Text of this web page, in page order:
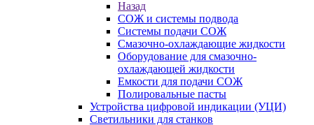
Назад
СОЖ и системы подвода
Системы подачи СОЖ
Смазочно-охлаждающие жидкости
Оборудование для смазочно-
охлаждающей жидкости
Емкости для подачи СОЖ
Полировальные пасты
Устройства цифровой индикации (УЦИ)
Светильники для станков